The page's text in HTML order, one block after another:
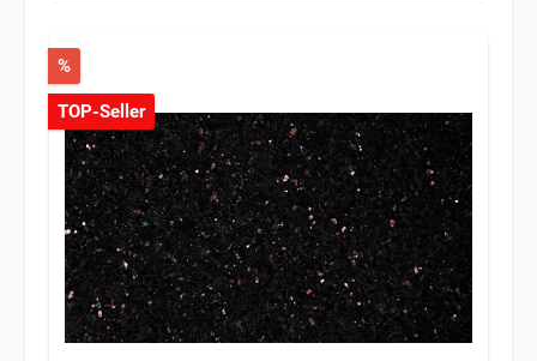
%
TOP-Seller